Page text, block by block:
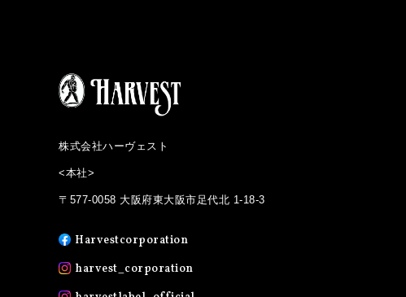
株式会社ハーヴェスト
<本社>
〒577-0058 大阪府東大阪市足代北 1-18-3
Harvestcorporation
harvest_corporation